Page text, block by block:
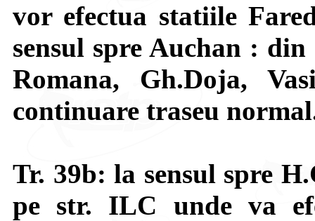
vor efectua statiile
sensul spre Auchan :
Romana, Gh.Doja,
continuare traseu
Tr. 39b: la sensul spre
pe str. ILC unde va